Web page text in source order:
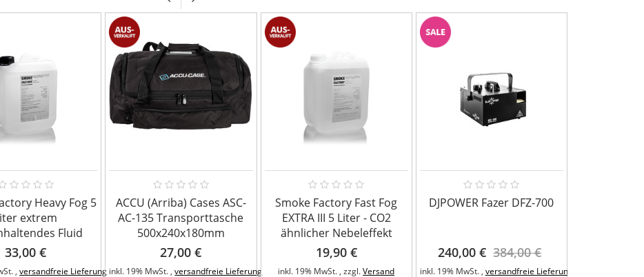
Heavy Fog 5
extrem
Fluid
33,00 €
,versandfreie Lieferung
ACCU (Arriba) Cases ASC-
AC-135 Transporttasche
500x240x180mm
27,00 €
inkl. 19% MwSt. ,versandfreie Lieferung
Smoke Factory Fast Fog
EXTRA III 5 Liter - CO2
ähnlicher Nebeleffekt
19,90 €
inkl. 19% MwSt. , zzgl.Versand
DJPOWER Fazer DFZ-700
240,00 € 384,00 €
inkl. 19% MwSt. , versandfreie Lieferung